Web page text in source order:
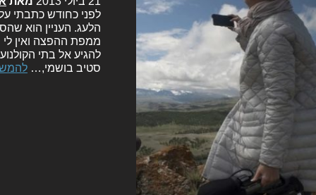
לפני כחודש כתבתי
ממפת ההפצה ואין
להגיע אל בתי
סטיב בושמי,…